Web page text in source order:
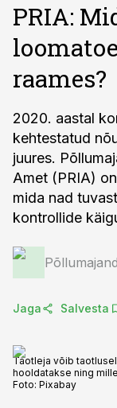
PRIA:
raames?
2020. aastal
kehtestatud
juures.
Amet (PRIA)
mida nad
kontrollide
Jaga Salvesta
Taotleja võib
hooldatakse ning
Foto: Pixabay